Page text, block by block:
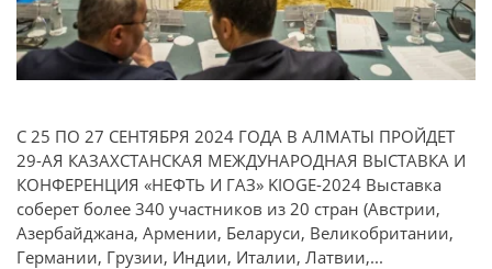
С 25 ПО 27 СЕНТЯБРЯ 2024 ГОДА В АЛМАТЫ ПРОЙДЕТ
29-АЯ КАЗАХСТАНСКАЯ МЕЖДУНАРОДНАЯ ВЫСТАВКА И
КОНФЕРЕНЦИЯ «НЕФТЬ И ГАЗ» KIOGE-2024 Выставка
соберет более 340 участников из 20 стран (Австрии,
Азербайджана, Армении, Беларуси, Великобритании,
Германии, Грузии, Индии, Италии, Латвии,...